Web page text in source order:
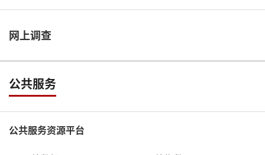
网上调查
公共服务
公共服务资源平台